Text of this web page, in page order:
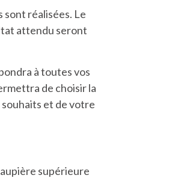
réalisées. Le
attendu seront
à toutes vos
de choisir la
et de votre
supérieure